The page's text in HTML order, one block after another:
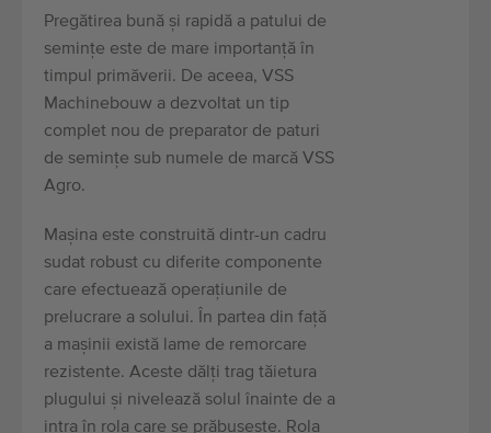
Pregătirea bună și rapidă a patului de
semințe este de mare importanță în
timpul primăverii. De aceea, VSS
Machinebouw a dezvoltat un tip
complet nou de preparator de paturi
de semințe sub numele de marcă VSS
Agro.
Mașina este construită dintr-un cadru
sudat robust cu diferite componente
care efectuează operațiunile de
prelucrare a solului. În partea din față
a mașinii există lame de remorcare
rezistente. Aceste dălți trag tăietura
plugului și nivelează solul înainte de a
intra în rola care se prăbușește. Rola